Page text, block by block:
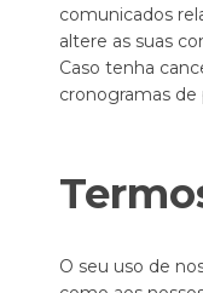
comunicados
altere as suas
Caso tenha
cronogramas
O seu uso de